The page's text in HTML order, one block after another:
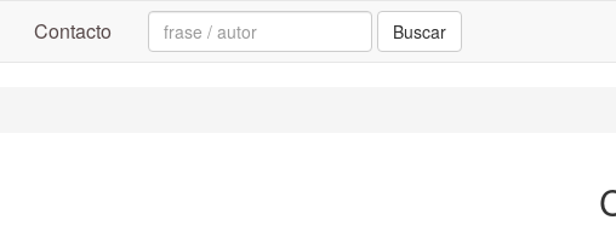
Contacto Search: Buscar